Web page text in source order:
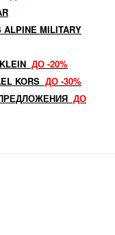
ALPINE MILITARY
ДО -20%
KORS ДО -30%
ДО